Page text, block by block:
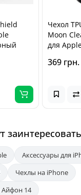
Чехол
Moon
для
369 грн.
Аксессуары для
Чехлы на iPhone
Айфон 14